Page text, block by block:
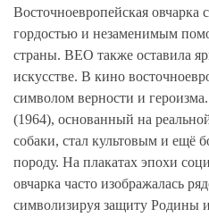
Восточноевропейская овчарка
гордостью и незаменимым
страны. ВЕО также оставила
искусстве. В кино
символом верности и
(1964), основанный на
собаки, стал культовым и ещё
породу. На плакатах эпохи
овчарка часто изображалась
символизируя защиту Родины